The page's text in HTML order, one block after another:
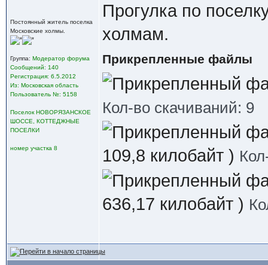
Постоянный житель поселка
Московские холмы.
Группа: Модератор форума
Сообщений: 140
Регистрация: 6.5.2012
Из: Московская область
Пользователь №: 5158
Поселок НОВОРЯЗАНСКОЕ
ШОССЕ, КОТТЕДЖНЫЕ
ПОСЕЛКИ
номер участка 8
Прогулка по
холмам.
Прикрепленные файлы
Кол-во скачиваний: 9
109,8 килобайт )
636,17 килобайт )